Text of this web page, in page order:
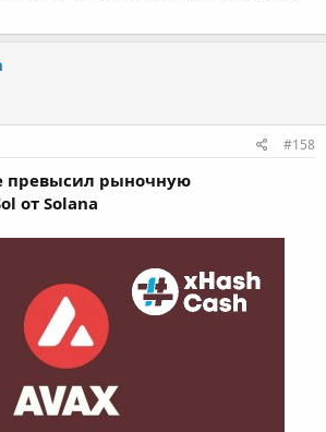
#158
превысил рыночную
от Solana